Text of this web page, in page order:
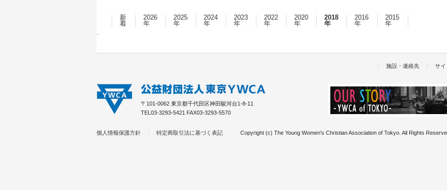
新
着
2026
年
2025
年
2024
年
2023
年
2022
年
2020
年
2018
年
2016
年
2015
年
施設・連絡先 サイ
〒101-0062 東京都千代田区神田駿河台1-8-11
TEL03-3293-5421 FAX03-3293-5570
個人情報保護方針 特定商取引法に基づく表記 Copyright (c) The Young Women's Christian Association of Tokyo. All Rights